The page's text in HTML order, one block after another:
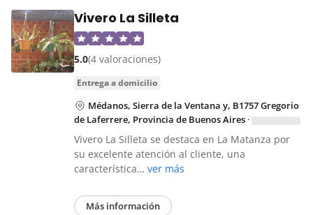
Vivero La Silleta
5.0(4 valoraciones)
entrega a domicilio
Médanos, Sierra de la Ventana y, B1757 Gregorio
de Laferrere, Provincia de Buenos Aires ·
Vivero La Silleta se destaca en La Matanza por
su excelente atención al cliente, una
característica… ver más
Más información